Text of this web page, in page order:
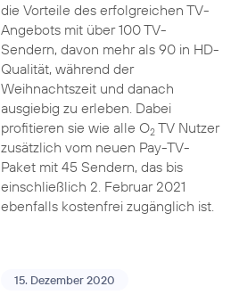
die Vorteile des erfolgreichen TV-
Angebots mit über 100 TV-
Sendern, davon mehr als 90 in HD-
Qualität, während der
Weihnachtszeit und danach
ausgiebig zu erleben. Dabei
profitieren sie wie alle O2TV Nutzer
zusätzlich vom neuen Pay-TV-
Paket mit 45 Sendern, das bis
einschließlich 2. Februar 2021
ebenfalls kostenfrei zugänglich ist.
15. Dezember 2020